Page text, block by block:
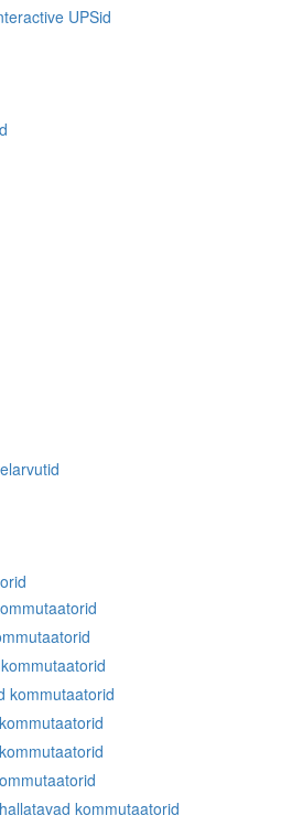
UPSid
kommutaatorid
kommutaatorid